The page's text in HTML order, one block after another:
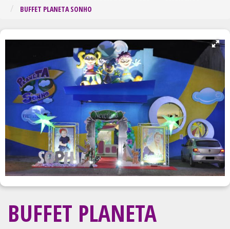
BUFFET PLANETA SONHO
BUFFET PLANETA